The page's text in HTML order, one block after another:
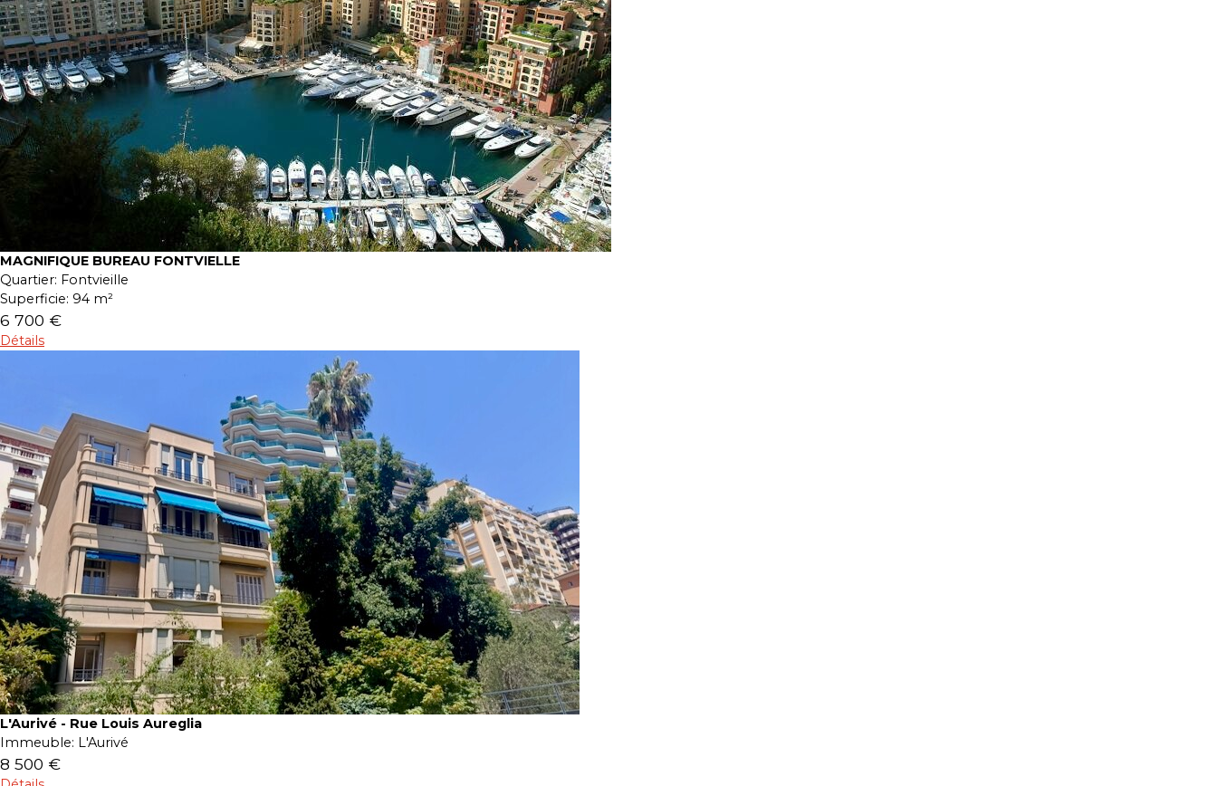
MAGNIFIQUE BUREAU FONTVIELLE
Quartier: Fontvieille
Superficie: 94 m²
6 700 €
Détails
L'Aurivé - Rue Louis Aureglia
Immeuble: L'Aurivé
8 500 €